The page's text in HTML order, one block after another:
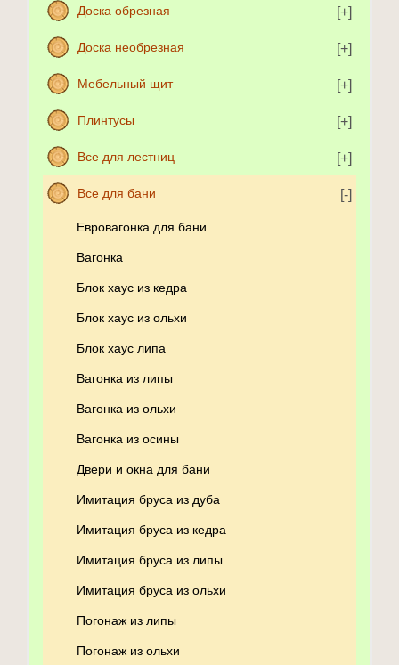
Доска обрезная
Доска необрезная
Мебельный щит
Плинтусы
Все для лестниц
Все для бани
Евровагонка для бани
Вагонка
Блок хаус из кедра
Блок хаус из ольхи
Блок хаус липа
Вагонка из липы
Вагонка из ольхи
Вагонка из осины
Двери и окна для бани
Имитация бруса из дуба
Имитация бруса из кедра
Имитация бруса из липы
Имитация бруса из ольхи
Погонаж из липы
Погонаж из ольхи